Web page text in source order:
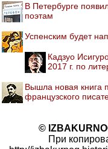
В Петербурге
поэтам
Успенским будет
Кадзуо
2017 г. по
Вышла новая книга
французского
©
При